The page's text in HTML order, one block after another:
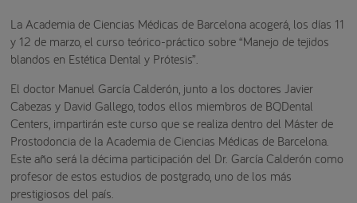
La Academia de Ciencias Médicas de Barcelona acogerá, los días 11
y 12 de marzo, el curso teórico-práctico sobre “Manejo de tejidos
blandos en Estética Dental y Prótesis”.
El doctor Manuel García Calderón, junto a los doctores Javier
Cabezas y David Gallego, todos ellos miembros de BQDental
Centers, impartirán este curso que se realiza dentro del Máster de
Prostodoncia de la Academia de Ciencias Médicas de Barcelona.
Este año será la décima participación del Dr. García Calderón como
profesor de estos estudios de postgrado, uno de los más
prestigiosos del país.